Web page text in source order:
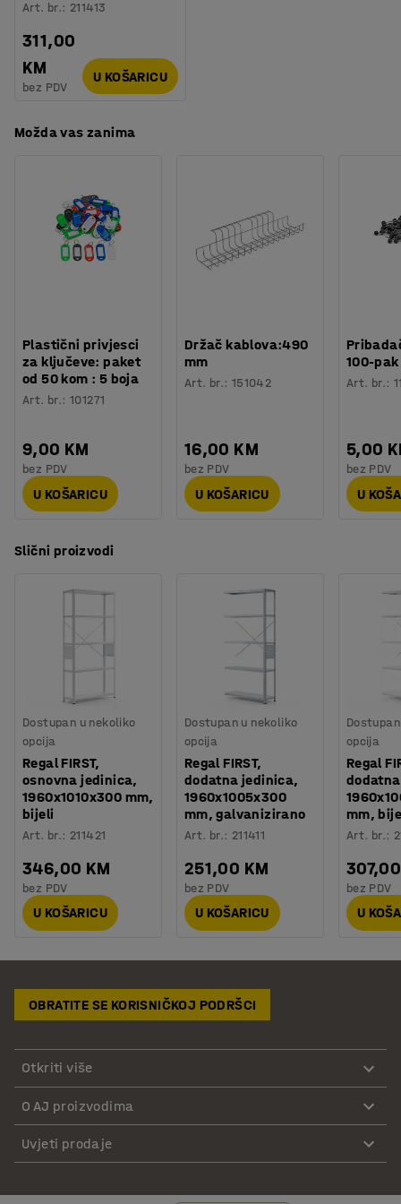
Art. br.: 211413
311,00
KM
bez PDV
U KOŠARICU
Možda vas zanima
Plastični privjesci
za ključeve: paket
od 50 kom : 5 boja
Art. br.:101271
9,00 KM
bez PDV
U KOŠARICU
Držač kablova:490
mm
Art. br.: 151042
16,00 KM
bez PDV
U KOŠARICU
100-pak
Art. br.:
5,00
bez PDV
U
Slični proizvodi
Dostupan u nekoliko
opcija
Regal FIRST,
osnovna jedinica,
1960x1010x300 mm,
bijeli
Art. br.: 211421
346,00 KM
bez PDV
U KOŠARICU
Dostupan u nekoliko
opcija
Regal FIRST,
dodatna jedinica,
1960x1005x300
mm, galvanizirano
Art. br.: 211411
251,00 KM
bez PDV
U KOŠARICU
opcija
Regal
mm,
Art. br.:
bez PDV
U
OBRATITE SE KORISNIČKOJ PODRŠCI
Otkriti više
O AJ proizvodima
Uvjeti prodaje